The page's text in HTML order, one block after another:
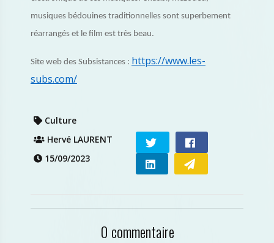
musiques bédouines traditionnelles sont superbement
réarrangés et le film est très beau.
Site web des Subsistances : https://www.les-
subs.com/
Culture
Hervé LAURENT
15/09/2023
0 commentaire